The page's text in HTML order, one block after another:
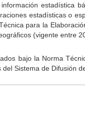
estadística
estadísticas o
para la
(vigente entre
bajo la Norma
Sistema de Difusión